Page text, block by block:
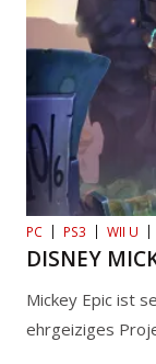
PC PS3 WII U
DISNEY
Mickey Epic ist
ehrgeiziges